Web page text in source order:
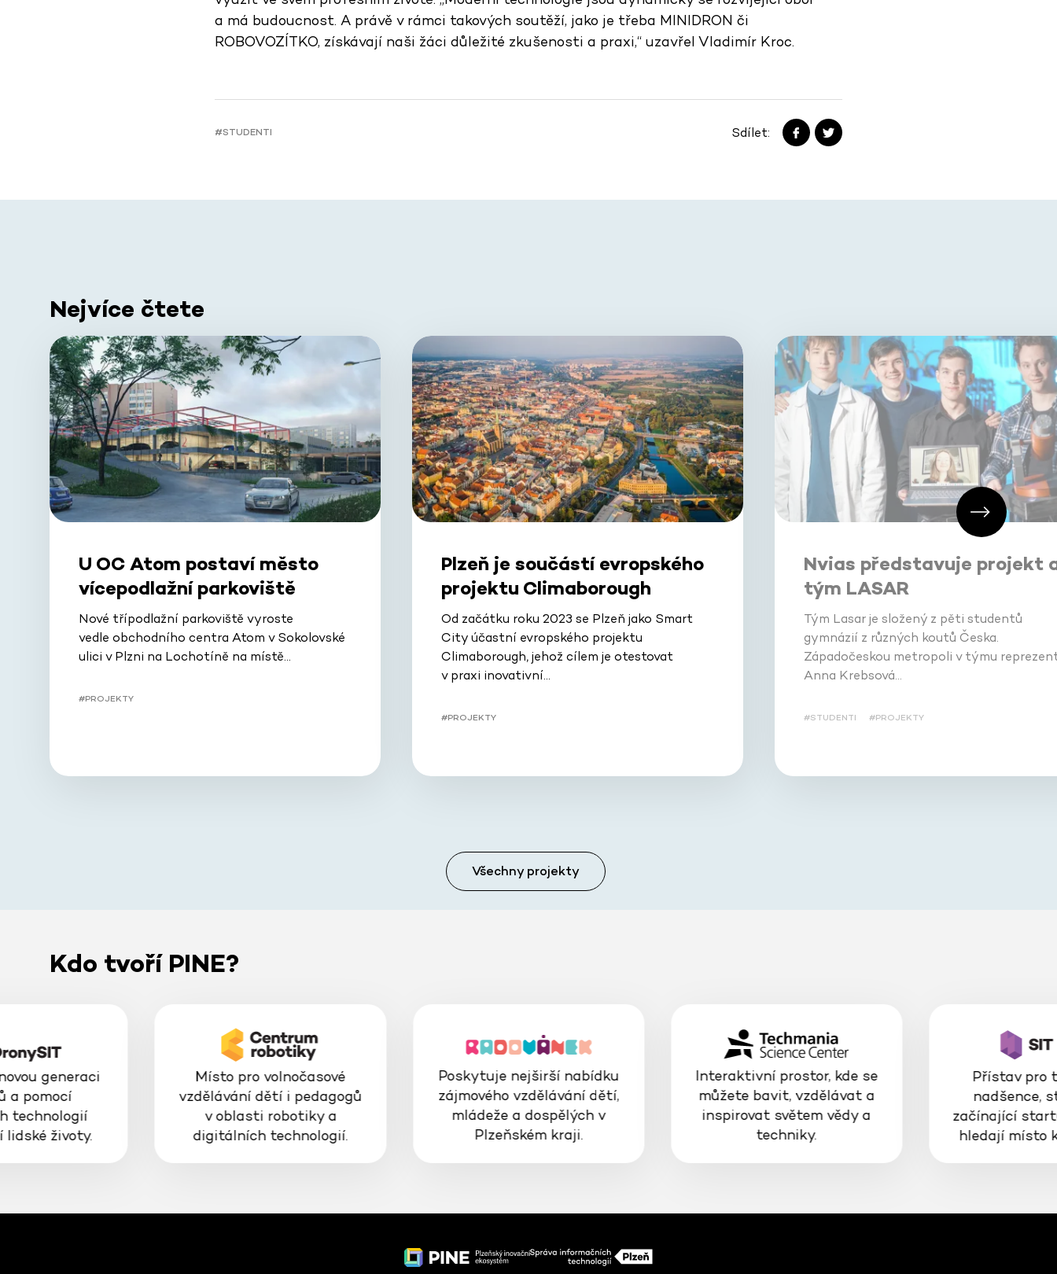
a má budoucnost. A právě v rámci takových soutěží, jako je třeba MINIDRON či
ROBOVOZÍTKO, získávají naši žáci důležité zkušenosti a praxi,“ uzavřel Vladimír Kroc.
#STUDENTI Sdílet:
Nejvíce čtete
U OC Atom postaví město
vícepodlažní parkoviště
Nové třípodlažní parkoviště vyroste
vedle obchodního centra Atom v Sokolovské
ulici v Plzni na Lochotíně na místě…
#PROJEKTY
Plzeň je součástí evropského
projektu Climaborough
Od začátku roku 2023 se Plzeň jako Smart
City účastní evropského projektu
Climaborough, jehož cílem je otestovat
v praxi inovativní…
#PROJEKTY
Nvias představuje projekt
tým LASAR
Tým Lasar je složený z pěti studentů
gymnázií z různých koutů Česka.
Západočeskou metropoli v týmu
Anna Krebsová…
#STUDENTI #PROJEKTY
Všechny projekty
Kdo tvoří PINE?
generaci
a pomocí
technologií
lidské životy.
Místo pro volnočasové
vzdělávání dětí i pedagogů
v oblasti robotiky a
digitálních technologií.
Poskytuje nejširší nabídku
zájmového vzdělávání dětí,
mládeže a dospělých v
Plzeňském kraji.
Interaktivní prostor, kde se
můžete bavit, vzdělávat a
inspirovat světem vědy a
techniky.
Přístav pro
nadšence,
začínající
hledají místo